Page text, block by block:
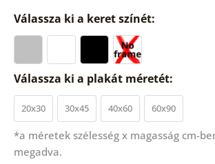
Válassza ki a keret színét:
Válassza ki a plakát méretét:
20x30 30x45 40x60 60x90
*a méretek szélesség x magasság cm-
megadva.